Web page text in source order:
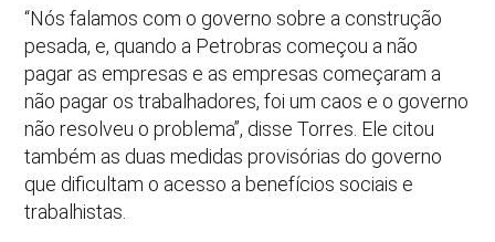
“Nós falamos com o governo sobre a construção
pesada, e, quando a Petrobras começou a não
pagar as empresas e as empresas começaram a
não pagar os trabalhadores, foi um caos e o governo
não resolveu o problema”, disse Torres. Ele citou
também as duas medidas provisórias do governo
que dificultam o acesso a benefícios sociais e
trabalhistas.